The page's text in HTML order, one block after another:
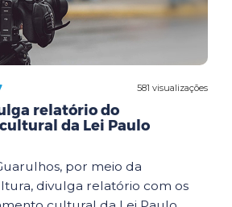
581 visualizações
relatório do
da Lei Paulo
por meio da
divulga relatório com os